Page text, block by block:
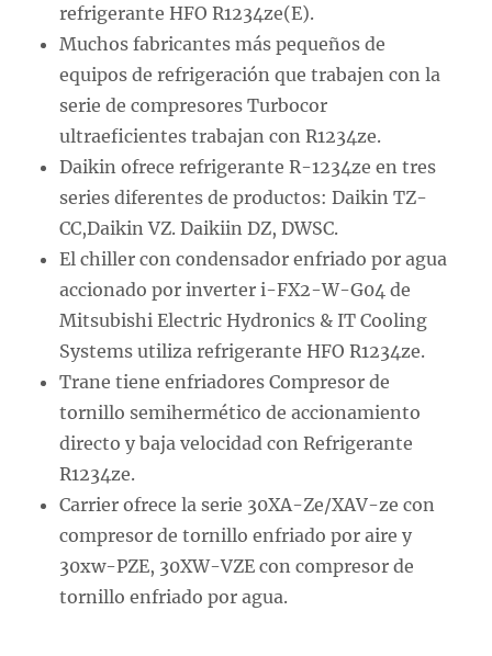
refrigerante HFO R1234ze(E).
Muchos fabricantes más pequeños de
equipos de refrigeración que trabajen con la
serie de compresores Turbocor
ultraeficientes trabajan con R1234ze.
Daikin ofrece refrigerante R-1234ze en tres
series diferentes de productos: Daikin TZ-
CC,Daikin VZ. Daikiin DZ, DWSC.
El chiller con condensador enfriado por agua
accionado por inverter i-FX2-W-G04 de
Mitsubishi Electric Hydronics & IT Cooling
Systems utiliza refrigerante HFO R1234ze.
Trane tiene enfriadores Compresor de
tornillo semihermético de accionamiento
directo y baja velocidad con Refrigerante
R1234ze.
Carrier ofrece la serie 30XA-Ze/XAV-ze con
compresor de tornillo enfriado por aire y
30xw-PZE, 30XW-VZE con compresor de
tornillo enfriado por agua.